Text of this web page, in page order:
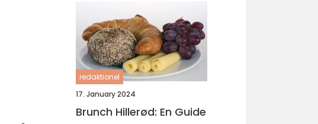
redaktionel
17. January 2024
Brunch Hillerød: En Guide